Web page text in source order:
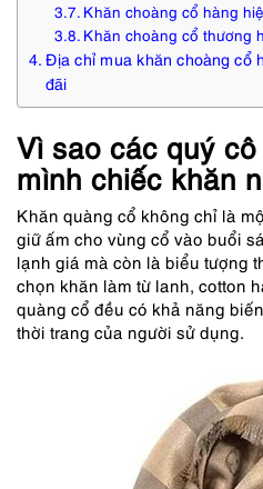
Khăn choàng cổ hàng
Khăn choàng cổ thương
Địa chỉ mua khăn choàng cổ
đãi
Vì sao các quý
mình chiếc khăn
Khăn quàng cổ không chỉ là
giữ ấm cho vùng cổ vào buổi
lạnh giá mà còn là biểu tượng
chọn khăn làm từ lanh, cotton
quàng cổ đều có khả năng
thời trang của người sử dụng.